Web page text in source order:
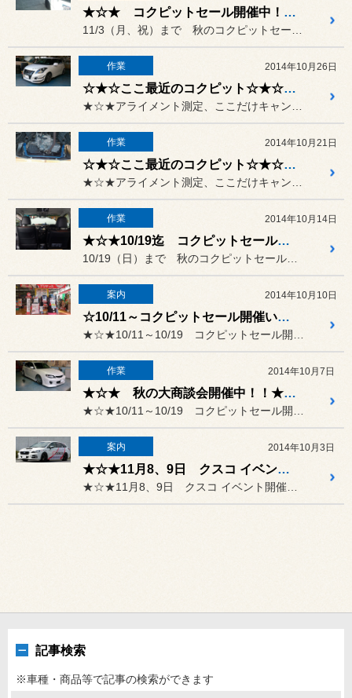
★☆★ コクピットセール開催中！！★☆★
作業 2014年10月26日
☆★☆ここ最近のコクピット☆★☆ 20141026
作業 2014年10月21日
☆★☆ここ最近のコクピット☆★☆ 20141021
作業 2014年10月14日
★☆★10/19迄 コクピットセール開催中！！★☆★
案内 2014年10月10日
☆10/11～コクピットセール開催いたします！！☆
作業 2014年10月7日
★☆★ 秋の大商談会開催中！！★☆★
案内 2014年10月3日
★☆★11月8、9日 クスコ イベント開催します★☆★
記事検索
※車種・商品等で記事の検索ができます